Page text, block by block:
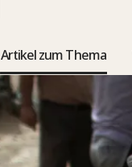
Artikel zum Thema